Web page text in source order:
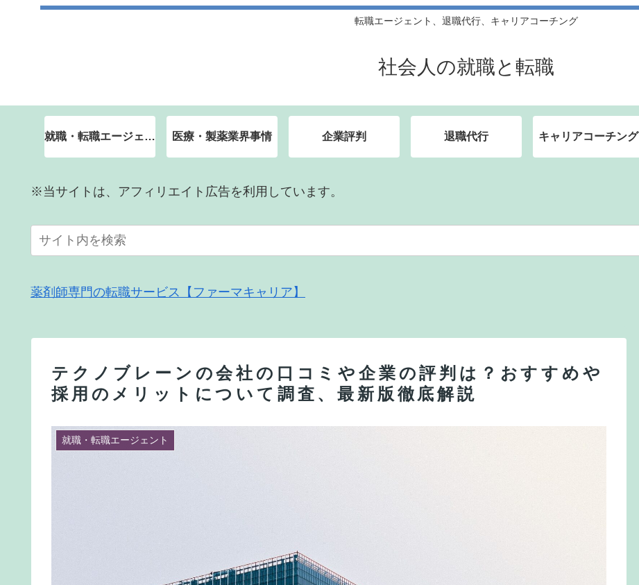
転職エージェント、退職代行、キャリアコーチング
社会人の就職と転職
就職・転職エージェント 医療・製薬業界事情 企業評判 退職代行 キャリアコーチング
※当サイトは、アフィリエイト広告を利用しています。
薬剤師専門の転職サービス【ファーマキャリア】
テクノブレーンの会社の口コミや企業の評判は？おすすめや
採用のメリットについて調査、最新版徹底解説
就職・転職エージェント